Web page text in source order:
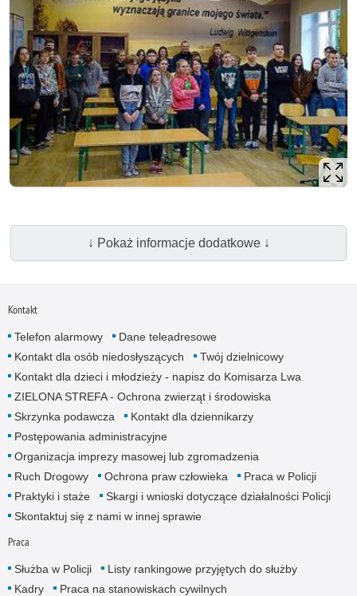
↓ Pokaż informacje dodatkowe ↓
Kontakt
Telefon alarmowy
Dane teleadresowe
Kontakt dla osób niedosłyszących
Twój dzielnicowy
Kontakt dla dzieci i młodzieży - napisz do Komisarza Lwa
ZIELONA STREFA - Ochrona zwierząt i środowiska
Skrzynka podawcza
Kontakt dla dziennikarzy
Postępowania administracyjne
Organizacja imprezy masowej lub zgromadzenia
Ruch Drogowy
Ochrona praw człowieka
Praca w Policji
Praktyki i staże
Skargi i wnioski dotyczące działalności Policji
Skontaktuj się z nami w innej sprawie
Praca
Służba w Policji
Listy rankingowe przyjętych do służby
Kadry
Praca na stanowiskach cywilnych